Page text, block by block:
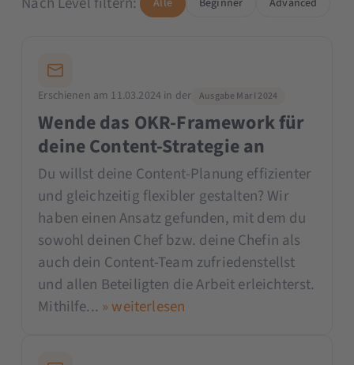
Erschienen am 11.03.2024 in der Ausgabe Mar I 2024
Wende das OKR-Framework für
deine Content-Strategie an
Du willst deine Content-Planung effizienter
und gleichzeitig flexibler gestalten? Wir
haben einen Ansatz gefunden, mit dem du
sowohl deinen Chef bzw. deine Chefin als
auch dein Content-Team zufriedenstellst
und allen Beteiligten die Arbeit erleichterst.
Mithilfe... » weiterlesen